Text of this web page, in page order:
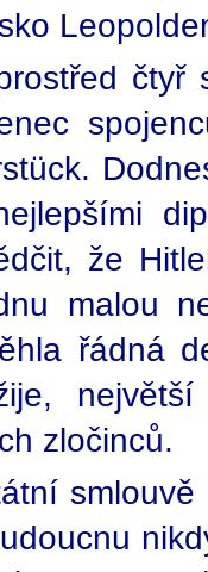
čtyř
že
malou
řádná
největší
zločinců.